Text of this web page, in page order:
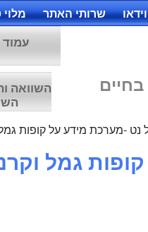
שרותי האתר
השוואה
נט -מערכת מידע על קופות
גמל